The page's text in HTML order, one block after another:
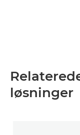
løsninger